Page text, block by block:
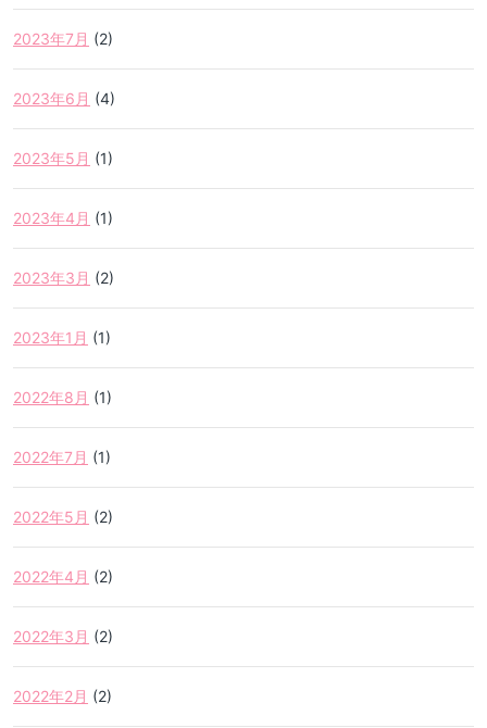
2023年7月 (2)
2023年6月 (4)
2023年5月 (1)
2023年4月 (1)
2023年3月 (2)
2023年1月 (1)
2022年8月 (1)
2022年7月 (1)
2022年5月 (2)
2022年4月 (2)
2022年3月 (2)
2022年2月 (2)